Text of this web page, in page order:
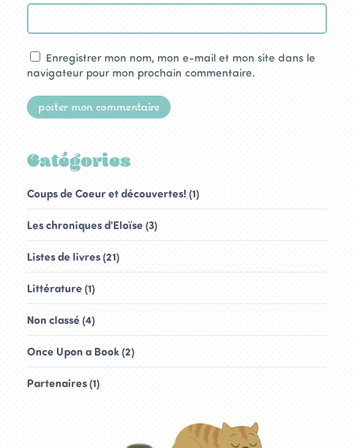
Enregistrer mon nom, mon e-mail et mon site dans le
navigateur pour mon prochain commentaire.
Catégories
Coups de Coeur et découvertes! (1)
Les chroniques d'Eloïse (3)
Listes de livres (21)
Littérature (1)
Non classé (4)
Once Upon a Book (2)
Partenaires (1)